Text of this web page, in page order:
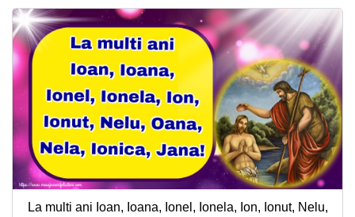
La multi ani Ioan, Ioana, Ionel, Ionela, Ion, Ionut, Nelu,